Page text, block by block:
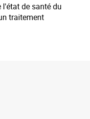
de santé du
traitement